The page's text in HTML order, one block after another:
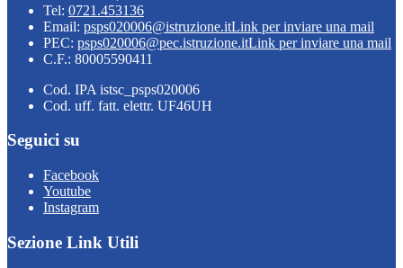
Tel: 0721.453136
Email: psps020006@istruzione.itLink per inviare una mail
PEC: psps020006@pec.istruzione.itLink per inviare una mail
C.F.: 80005590411
Cod. IPA istsc_psps020006
Cod. uff. fatt. elettr. UF46UH
Seguici su
Facebook
Youtube
Instagram
Sezione Link Utili